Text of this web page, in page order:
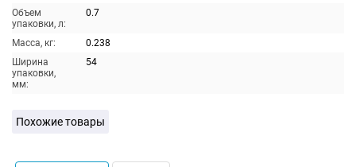
Объем
упаковки, л:
0.7
Масса, кг:
0.238
Ширина
упаковки,
мм:
54
Похожие товары